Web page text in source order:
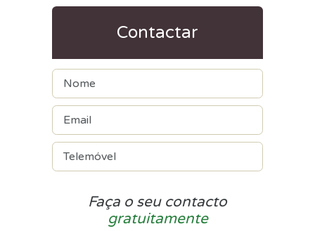
Contactar
Faça o seu contacto
gratuitamente